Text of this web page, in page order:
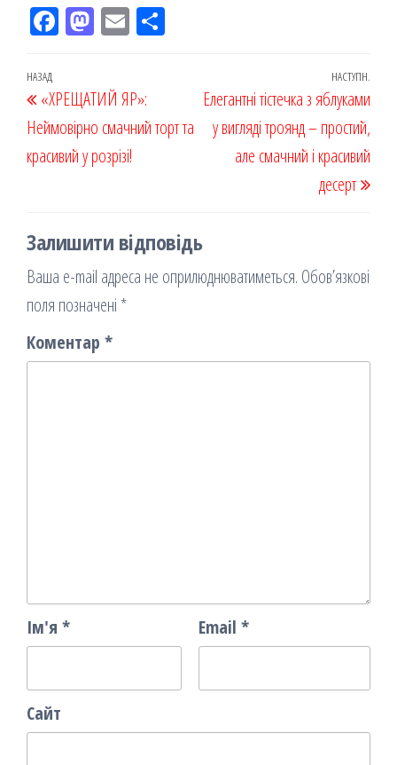
Fac
k
M
on
Em
я
Навігація
записів
Попередній
запис
НАЗАД
«ХРЕЩАТИЙ ЯР»:
Неймовірно смачний торт та
красивий у розрізі!
НАСТУПН.
Елегантні тістечка з яблуками
у вигляді троянд – простий,
але смачний і красивий
десерт
Залишити відповідь
Ваша e-mail адреса не оприлюднюватиметься. Обов’язкові
поля позначені *
Коментар *
Ім'я * Email *
Сайт